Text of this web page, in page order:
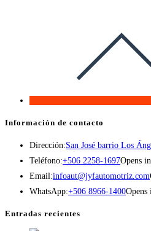
Información de contacto
Dirección:San José barrio Los
Teléfono:+506 2258-1697Opens
Email:infoaut@jyfautomotriz.com
WhatsApp:+506 8966-1400Opens
Entradas recientes